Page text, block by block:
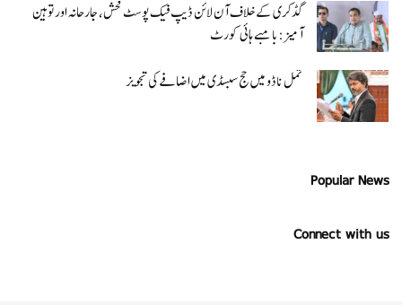
گڈکری کے خلاف آن لائن ڈیپ فیک پوسٹ فحش، جارحانہ اور توہین
آمیز:بامبے ہائی کورٹ
تمل ناڈو میں حج سبسڈی میں اضافے کی تجویز
Popular News
Connect with us